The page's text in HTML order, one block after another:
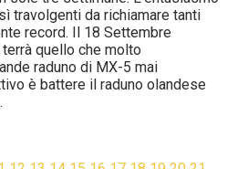
travolgenti da richiamare tanti
record. Il 18 Settembre
quello che molto
raduno di MX-5 mai
è battere il raduno olandese